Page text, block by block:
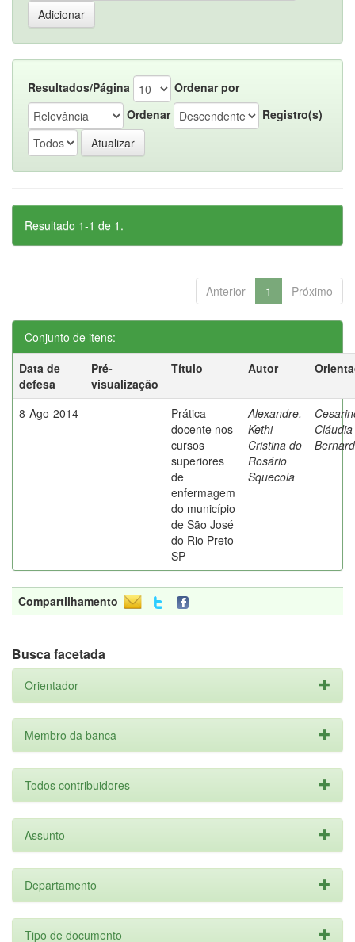
Resultados/Página
Ordenar por
Ordenar
Registro(s)
Resultado 1-1 de 1.
Anterior 1 Próximo
Conjunto de itens:
Data de
defesa
Pré-
visualização
Título Autor
8-Ago-2014
Prática
docente nos
cursos
superiores
de
enfermagem
do município
de São José
do Rio Preto
SP
Alexandre,
Kethi
Cristina do
Rosário
Squecola
Cláudia
Compartilhamento
Busca facetada
Orientador
Membro da banca
Todos contribuidores
Assunto
Departamento
Tipo de documento